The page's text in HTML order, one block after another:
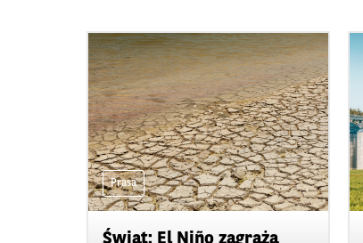
Prasa
Świat: El Niño zagraża